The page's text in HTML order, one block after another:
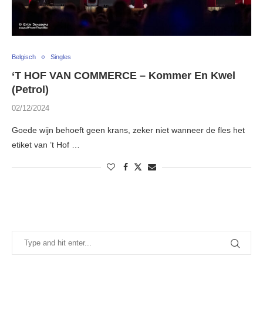
Belgisch Singles
‘T HOF VAN COMMERCE – Kommer En Kwel
(Petrol)
02/12/2024
Goede wijn behoeft geen krans, zeker niet wanneer de fles het
etiket van ’t Hof …